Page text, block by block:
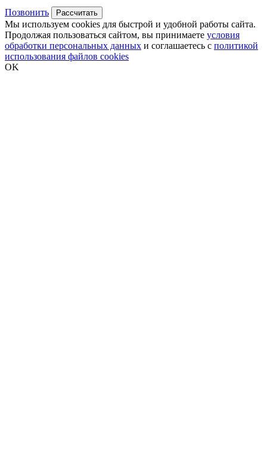
Позвонить Рассчитать
Мы используем cookies для быстрой и удобной работы сайта.
Продолжая пользоваться сайтом, вы принимаете условия
обработки персональных данных и соглашаетесь с политикой
использования файлов cookies
OK